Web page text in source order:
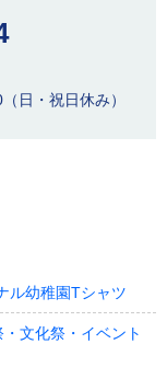
日・祝日休み）
ル幼稚園Tシャツ
文化祭・イベント